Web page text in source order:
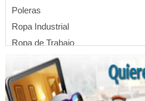
Poleras
Ropa Industrial
Ropa de Trabajo
Uniformes para colegios
Uniformes para empresas
Uniformes deportivos